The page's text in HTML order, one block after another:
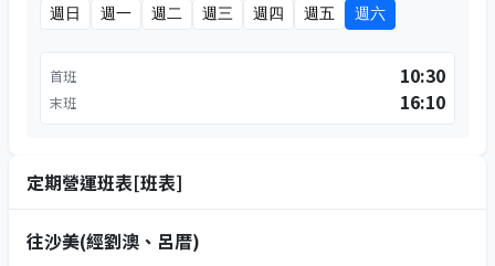
週日 週一 週二 週三 週四 週五 週六
首班 10:30
末班 16:10
定期營運班表[班表]
往沙美(經劉澳、呂厝)